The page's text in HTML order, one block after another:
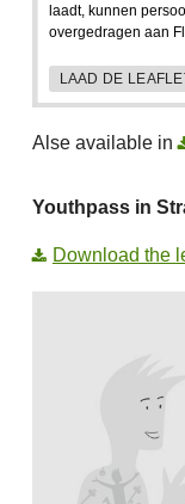
laadt, kunnen
overgedragen aan
LAAD DE
Alse available in
Youthpass in
Download the